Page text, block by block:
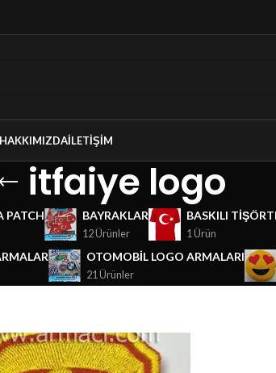
HAKKIMIZDAİLETIŞIM
itfaiye logo
PATCH BAYRAKLAR
12 Ürünler
BASKILI
1 Ürün
OTOMOBIL LOGO ARMALARI
21 Ürünler